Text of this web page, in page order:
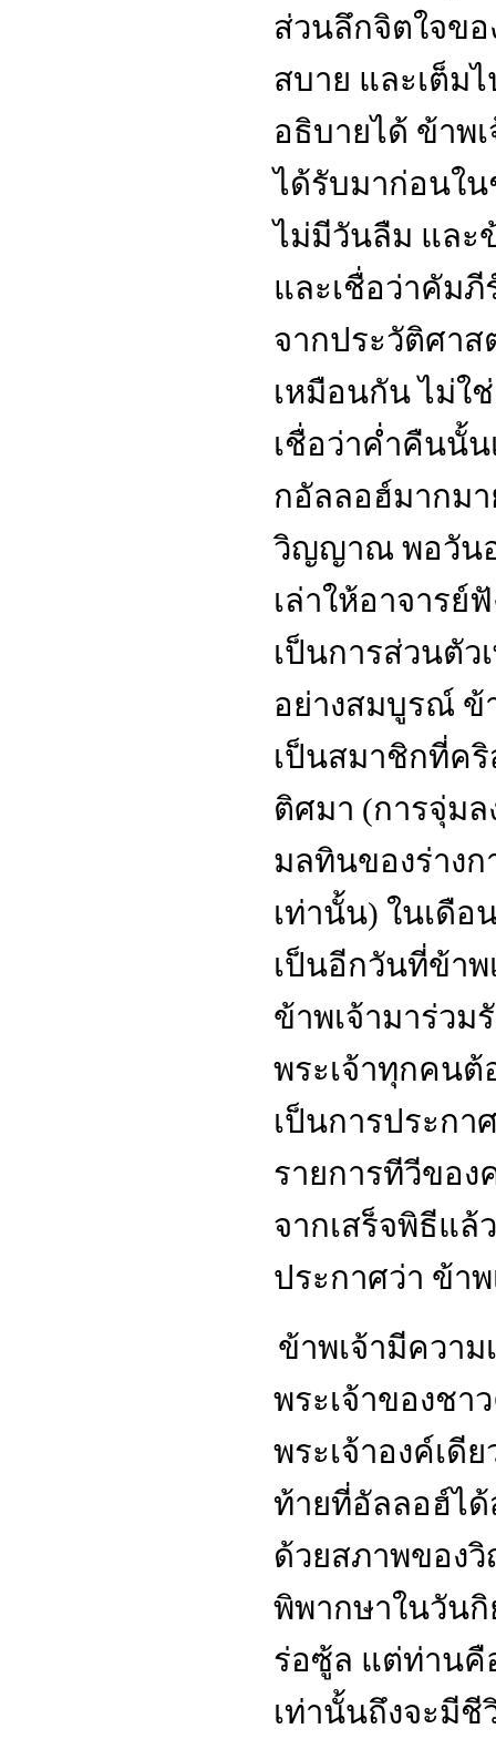
ส่วนลึกจิตใจขอ
สบาย และเต็ม
อธิบายได้ ข้าพ
ได้รับมาก่อนใ
ไม่มีวันลืม และ
และเชื่อว่าคัม
จากประวัติศาส
เหมือนกัน ไม่ใ
เชื่อว่าค่ำคืนนั้
กอัลลอฮ์มากม
วิญญาณ พอวันอ
เล่าให้อาจารย์
เป็นการส่วนตัว
อย่างสมบูรณ์ ข้
เป็นสมาชิกที่ค
ติศมา (การจุ่มล
มลทินของร่างก
เท่านั้น) ในเดือ
เป็นอีกวันที่ข้าพ
ข้าพเจ้ามาร่วม
พระเจ้าทุกคน
เป็นการประกา
รายการทีวีขอ
จากเสร็จพิธีแ
ประกาศว่า ข้า
ข้าพเจ้ามีควา
พระเจ้าของชา
พระเจ้าองค์เดี
ท้ายที่อัลลอฮ์ไ
ด้วยสภาพของ
พิพากษาในวัน
ร่อซู้ล แต่ท่านคื
เท่านั้นถึงจะมี